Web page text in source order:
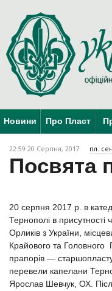
Новини Про Пласт
22:59 20 Серпня, 2017 пл.
Посвята
20 серпня 2017 р. в
Тернополі в
Орликів з України,
Крайового та Головного
прапорів —
перевели капелани
Ярослав Шевчук, ОХ.